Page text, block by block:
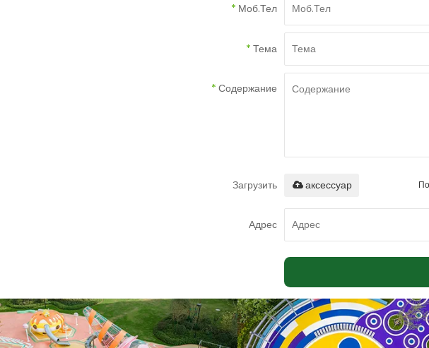
* Моб.Тел
* Тема
* Содержание
Загрузить аксессуар
Адрес